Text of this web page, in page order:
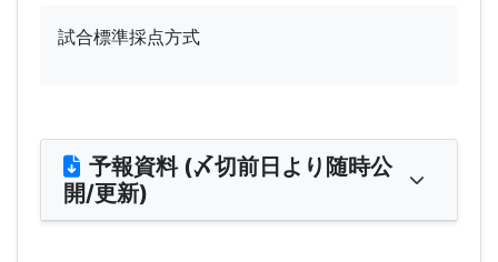
試合標準採点方式
予報資料 (〆切前日より随時公
開/更新)